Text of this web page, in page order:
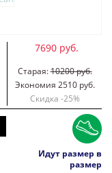
7690 руб.
Старая:10200 руб.
Экономия 2510 руб.
Скидка -25%
Идут размер в
размер